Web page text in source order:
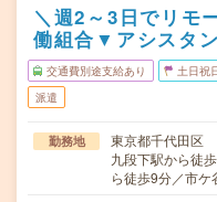
＼週2～3日でリモ
働組合▼アシスタ
交通費別途支給あり 土日祝
派遣
勤務地
東京都千代田区
九段下駅から徒
ら徒歩9分／市